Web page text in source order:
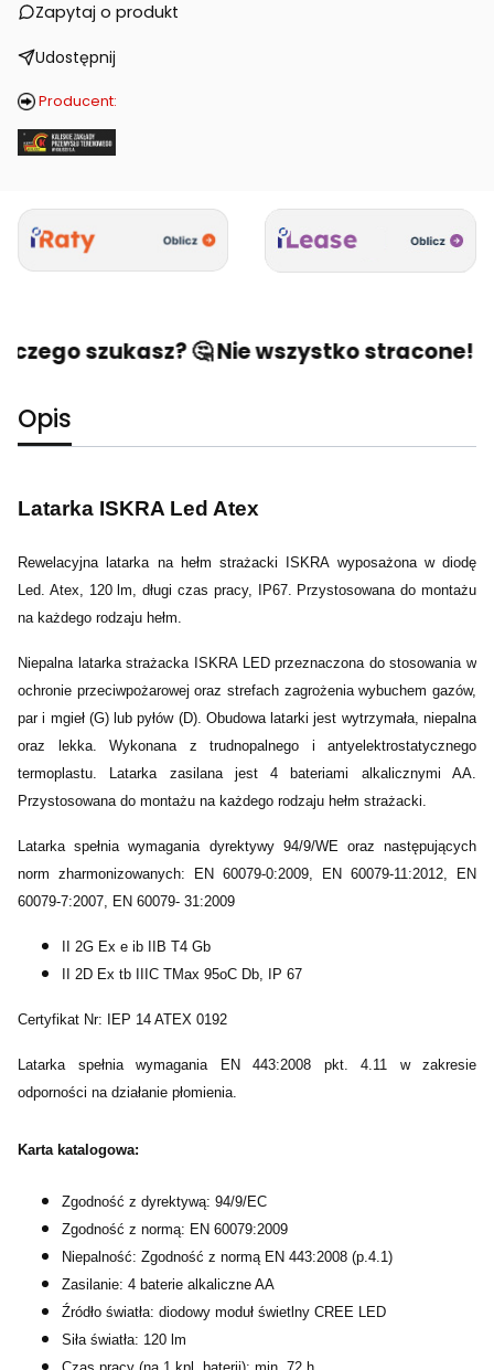
Zapytaj o produkt
Udostępnij
Producent:
szukasz? 🤔 Nie wszystko stracone!
Opis
Latarka ISKRA Led Atex
Rewelacyjna latarka na hełm strażacki ISKRA wyposażona w diodę
Led. Atex, 120 lm, długi czas pracy, IP67. Przystosowana do montażu
na każdego rodzaju hełm.
Niepalna latarka strażacka ISKRA LED przeznaczona do stosowania w
ochronie przeciwpożarowej oraz strefach zagrożenia wybuchem gazów,
par i mgieł (G) lub pyłów (D). Obudowa latarki jest wytrzymała, niepalna
oraz lekka. Wykonana z trudnopalnego i antyelektrostatycznego
termoplastu. Latarka zasilana jest 4 bateriami alkalicznymi AA.
Przystosowana do montażu na każdego rodzaju hełm strażacki.
Latarka spełnia wymagania dyrektywy 94/9/WE oraz następujących
norm zharmonizowanych: EN 60079-0:2009, EN 60079-11:2012, EN
60079-7:2007, EN 60079- 31:2009
II 2G Ex e ib IIB T4 Gb
II 2D Ex tb IIIC TMax 95oC Db, IP 67
Certyfikat Nr: IEP 14 ATEX 0192
Latarka spełnia wymagania EN 443:2008 pkt. 4.11 w zakresie
odporności na działanie płomienia.
Karta katalogowa:
Zgodność z dyrektywą: 94/9/EC
Zgodność z normą: EN 60079:2009
Niepalność: Zgodność z normą EN 443:2008 (p.4.1)
Zasilanie: 4 baterie alkaliczne AA
Źródło światła: diodowy moduł świetlny CREE LED
Siła światła: 120 lm